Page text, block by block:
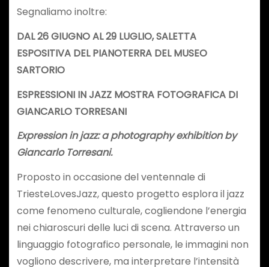
Segnaliamo inoltre:
DAL 26 GIUGNO AL 29 LUGLIO, SALETTA
ESPOSITIVA DEL PIANOTERRA DEL MUSEO
SARTORIO
ESPRESSIONI IN JAZZ MOSTRA FOTOGRAFICA DI
GIANCARLO TORRESANI
Expression in jazz: a photography exhibition by
Giancarlo Torresani.
Proposto in occasione del ventennale di
TriesteLovesJazz, questo progetto esplora il jazz
come fenomeno culturale, cogliendone l’energia
nei chiaroscuri delle luci di scena. Attraverso un
linguaggio fotografico personale, le immagini non
vogliono descrivere, ma interpretare l’intensità